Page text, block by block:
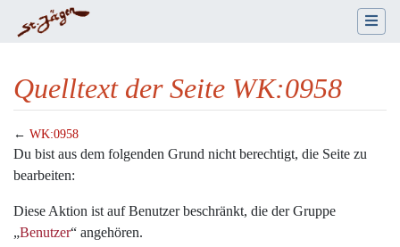
Quelltext der Seite WK:0958
← WK:0958
Wechseln zu:Navigation,Suche
Du bist aus dem folgenden Grund nicht berechtigt, die Seite zu
bearbeiten:
Diese Aktion ist auf Benutzer beschränkt, die der Gruppe
„Benutzer“ angehören.